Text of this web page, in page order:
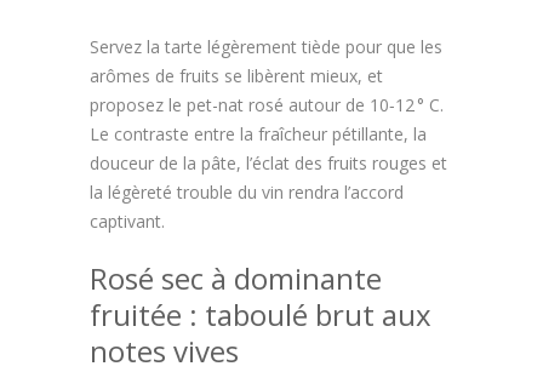
Servez la tarte légèrement tiède pour que les
arômes de fruits se libèrent mieux, et
proposez le pet-nat rosé autour de 10‑12 ° C.
Le contraste entre la fraîcheur pétillante, la
douceur de la pâte, l’éclat des fruits rouges et
la légèreté trouble du vin rendra l’accord
captivant.
Rosé sec à dominante
fruitée : taboulé brut aux
notes vives